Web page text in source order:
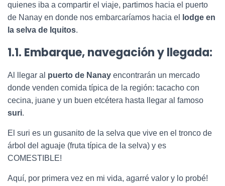
quienes iba a compartir el viaje, partimos hacia el puerto
de Nanay en donde nos embarcaríamos hacia el
lodge en
la selva de Iquitos.
1.1. Embarque, navegación y llegada:
Al llegar al puerto de Nanay encontrarán un mercado
donde venden comida típica de la región: tacacho con
cecina, juane y un buen etcétera hasta llegar al famoso
suri.
El suri es un gusanito de la selva que vive en el tronco de
árbol del aguaje (fruta típica de la selva) y es
COMESTIBLE!
Aquí, por primera vez en mi vida, agarré valor y lo probé!